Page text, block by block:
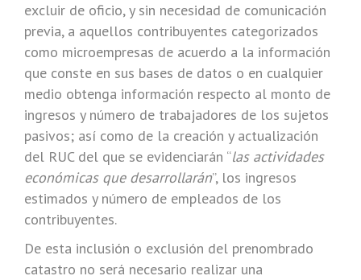
excluir de oficio, y sin necesidad de comunicación
previa, a aquellos contribuyentes categorizados
como microempresas de acuerdo a la información
que conste en sus bases de datos o en cualquier
medio obtenga información respecto al monto de
ingresos y número de trabajadores de los sujetos
pasivos; así como de la creación y actualización
del RUC del que se evidenciarán “las actividades
económicas que desarrollarán”, los ingresos
estimados y número de empleados de los
contribuyentes.
De esta inclusión o exclusión del prenombrado
catastro no será necesario realizar una